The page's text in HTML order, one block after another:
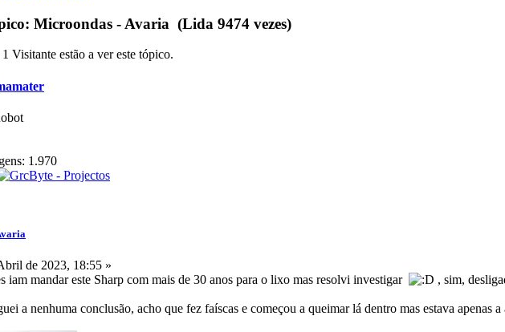
Microondas - Avaria (Lida 9474 vezes)
Visitante estão a ver este tópico.
1.970
de 2023, 18:55 »
iam mandar este Sharp com mais de 30 anos para o lixo mas resolvi investigar
, sim,
a nenhuma conclusão, acho que fez faíscas e começou a queimar lá dentro mas estava apenas